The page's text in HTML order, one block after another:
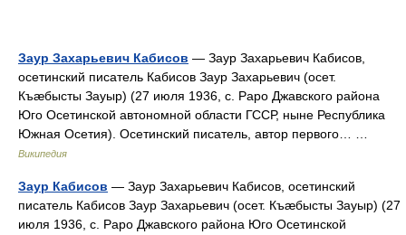
Заур Захарьевич Кабисов — Заур Захарьевич Кабисов,
осетинский писатель Кабисов Заур Захарьевич (осет.
Къæбысты Зауыр) (27 июля 1936, с. Раро Джавского района
Юго Осетинской автономной области ГССР, ныне Республика
Южная Осетия). Осетинский писатель, автор первого… …
Википедия
Заур Кабисов — Заур Захарьевич Кабисов, осетинский
писатель Кабисов Заур Захарьевич (осет. Къæбысты Зауыр) (27
июля 1936, с. Раро Джавского района Юго Осетинской